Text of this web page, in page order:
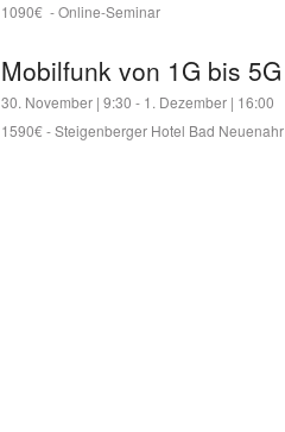
1090€ -Online-Seminar
Mobilfunk von 1G bis 5G
30. November | 9:30 - 1. Dezember | 16:00
1590€-Steigenberger Hotel Bad Neuenahr